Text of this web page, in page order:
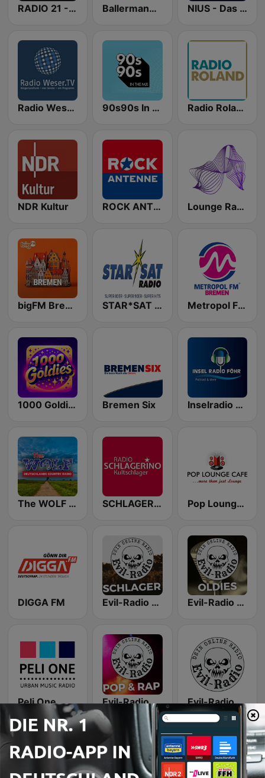
RADIO 21 - Bremen Ballermann Radio NIUS - Das Radio
Radio Weser.TV - Bremen 90s90s In the Mix Radio Roland
NDR Kultur ROCK ANTENNE Deutschland Lounge Radio Ibiza
bigFM Bremen STAR*SAT RADIO Metropol FM Bremen
1000 Goldies Bremen Six Inselradio Föhr
The WOLF - Bremen SCHLAGERINO Kultschlager Pop Lounge Cafe
DIGGA FM Evil-Radio Schlager Evil-Radio Oldie
Peli One Evil-Radio Pop & Rap Evil-Radio